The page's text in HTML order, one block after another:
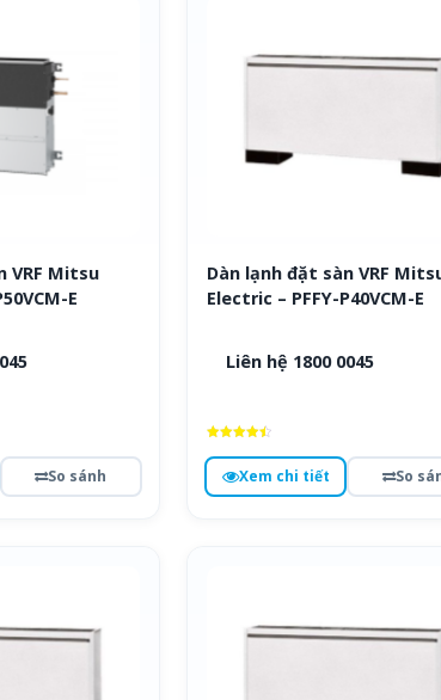
VRF Mitsu
E
So sánh
Dàn lạnh đặt sàn VRF
Electric – PFFY-P40VCM-E
Liên hệ 1800 0045
hạng
4.5
5 saoXem chi tiết So